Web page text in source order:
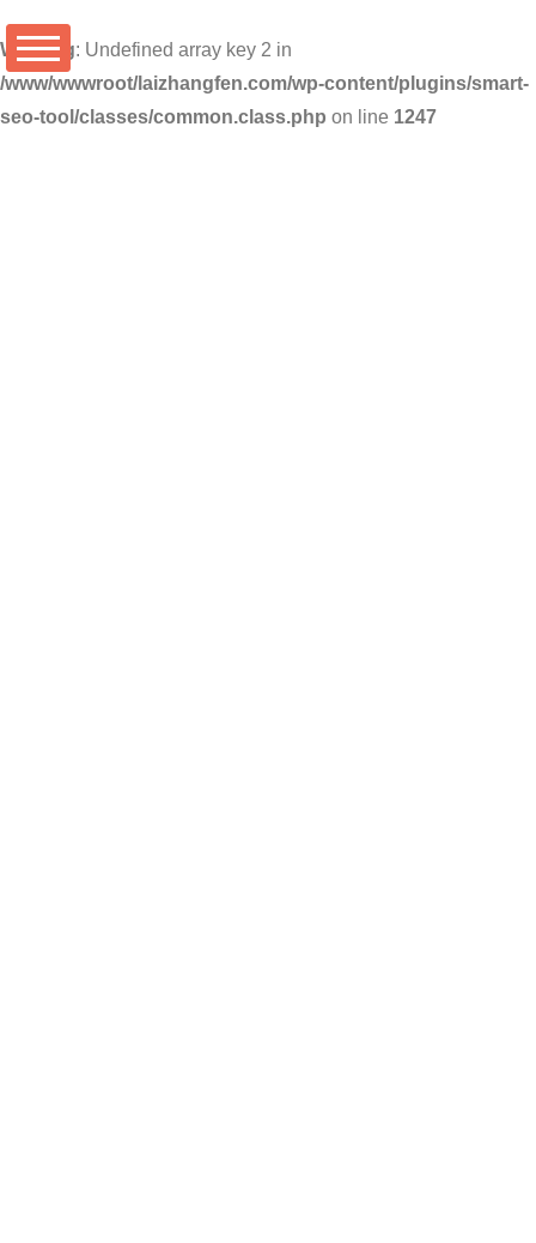
Warning: Undefined array key 2 in
/www/wwwroot/laizhangfen.com/wp-content/plugins/smart-
seo-tool/classes/common.class.php on line 1247